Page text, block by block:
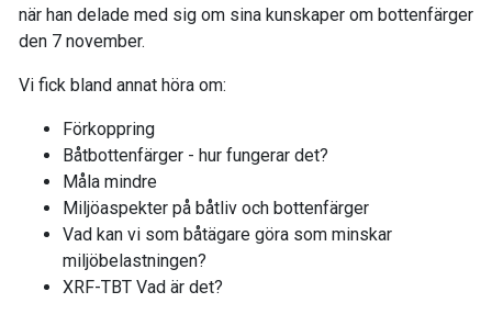
när han delade med sig om sina kunskaper om bottenfärger
den 7 november.
Vi fick bland annat höra om:
Förkoppring
Båtbottenfärger - hur fungerar det?
Måla mindre
Miljöaspekter på båtliv och bottenfärger
Vad kan vi som båtägare göra som minskar
miljöbelastningen?
XRF-TBT Vad är det?